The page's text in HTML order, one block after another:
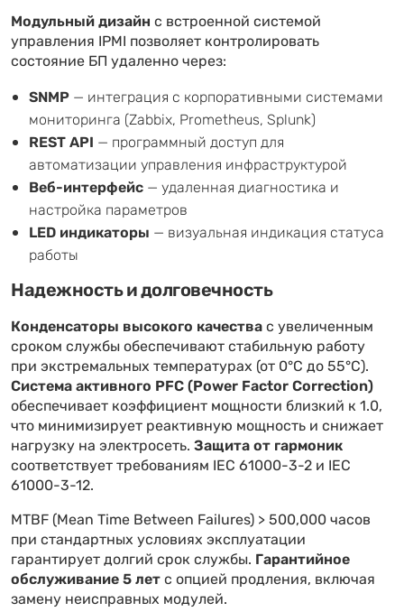
Модульный дизайн с встроенной системой
управления IPMI позволяет контролировать
состояние БП удаленно через:
SNMP — интеграция с корпоративными системами
мониторинга (Zabbix, Prometheus, Splunk)
REST API — программный доступ для
автоматизации управления инфраструктурой
Веб-интерфейс — удаленная диагностика и
настройка параметров
LED индикаторы — визуальная индикация статуса
работы
Надежность и долговечность
Конденсаторы высокого качествас увеличенным
сроком службы обеспечивают стабильную работу
при экстремальных температурах (от 0°C до 55°C).
Система активного PFC (Power Factor Correction)
обеспечивает коэффициент мощности близкий к 1.0,
что минимизирует реактивную мощность и снижает
нагрузку на электросеть. Защита от гармоник
соответствует требованиям IEC 61000-3-2 и IEC
61000-3-12.
MTBF (Mean Time Between Failures) > 500,000 часов
при стандартных условиях эксплуатации
гарантирует долгий срок службы. Гарантийное
обслуживание 5 летс опцией продления, включая
замену неисправных модулей.